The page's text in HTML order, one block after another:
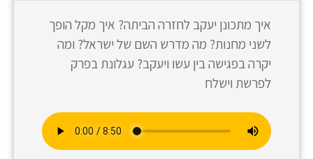
איך מתכונן יעקב לחזרה הביתה? איך מקל הופך
לשני מחנות? מה מדרש השם של ישראל? ומה
יקרה בפגישה בין עשו ויעקב? עגלונת בפרק
לפרשת וישלח